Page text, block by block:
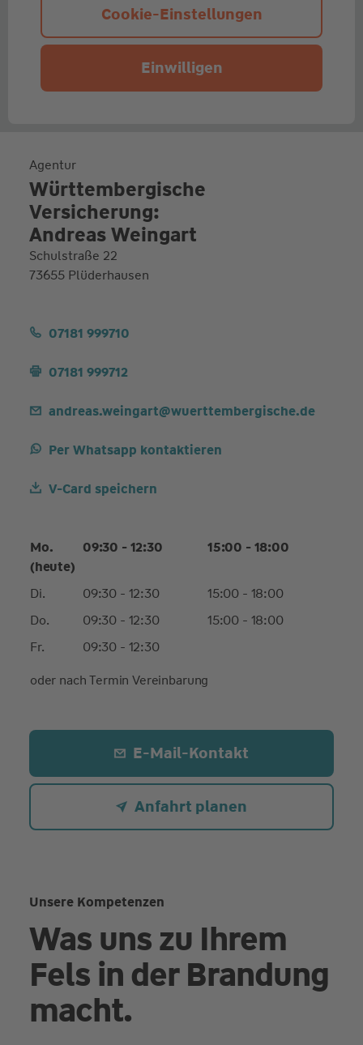
Cookie-Einstellungen
Einwilligen
Agentur
Württembergische
Versicherung:
Andreas Weingart
Schulstraße 22
73655 Plüderhausen
07181 999710
07181 999712
andreas.weingart@wuerttembergische.de
Per Whatsapp kontaktieren
V-Card speichern
Mo.
(heute)
09:30 - 12:30 15:00 - 18:00
Di. 09:30 - 12:30
15:00 - 18:00
Do.
09:30 - 12:30
15:00 - 18:00
Fr.
09:30 - 12:30
oder nach Termin Vereinbarung
E-Mail-Kontakt
Anfahrt planen
Unsere Kompetenzen
Was uns zu Ihrem
Fels in der Brandung
macht.